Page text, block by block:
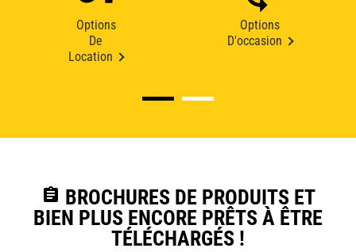
Options
De
Location
Options
D'occasion
assignment BROCHURES DE PRODUITS ET
BIEN PLUS ENCORE PRÊTS À ÊTRE
TÉLÉCHARGÉS !